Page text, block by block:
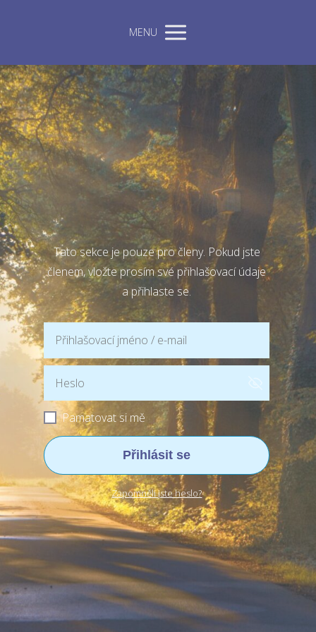
MENU
Tato sekce je pouze pro členy. Pokud jste
členem, vložte prosím své přihlašovací údaje
a přihlaste se.
Pamatovat si mě
Přihlásit se
Zapomněli jste heslo?